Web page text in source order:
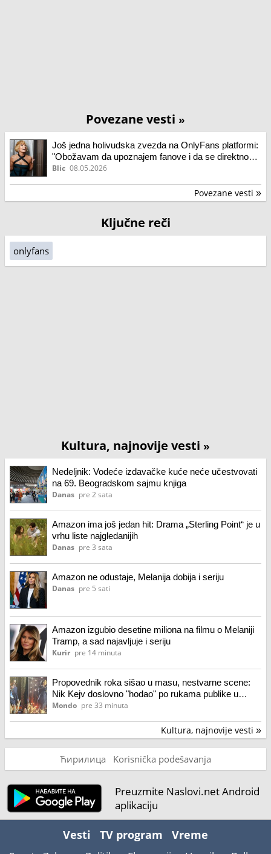
Povezane vesti »
Još jedna holivudska zvezda na OnlyFans platformi:
"Obožavam da upoznajem fanove i da se direktno
povežem sa njima"
Blic 08.05.2026
Povezane vesti »
Ključne reči
onlyfans
Kultura, najnovije vesti »
Nedeljnik: Vodeće izdavačke kuće neće učestvovati
na 69. Beogradskom sajmu knjiga
Danas pre 2 sata
Amazon ima još jedan hit: Drama „Sterling Point“ je u
vrhu liste najgledanijih
Danas pre 3 sata
Amazon ne odustaje, Melanija dobija i seriju
Danas pre 5 sati
Amazon izgubio desetine miliona na filmu o Melaniji
Tramp, a sad najavljuje i seriju
Kurir pre 14 minuta
Propovednik roka sišao u masu, nestvarne scene:
Nik Kejv doslovno "hodao" po rukama publike u
Beogradu (video)
Mondo pre 33 minuta
Kultura, najnovije vesti »
Ћирилица Korisnička podešavanja
Preuzmite Naslovi.net Android
aplikaciju
Vesti TV program Vreme